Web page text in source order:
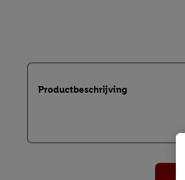
Productbeschrijving